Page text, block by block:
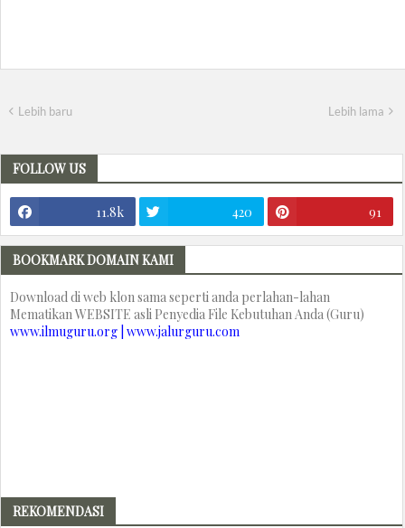
Lebih baru Lebih lama
FOLLOW US
11.8k 420 91
BOOKMARK DOMAIN KAMI
Download di web klon sama seperti anda perlahan-lahan
Mematikan WEBSITE asli Penyedia File Kebutuhan Anda (Guru)
www.ilmuguru.org | www.jalurguru.com
REKOMENDASI